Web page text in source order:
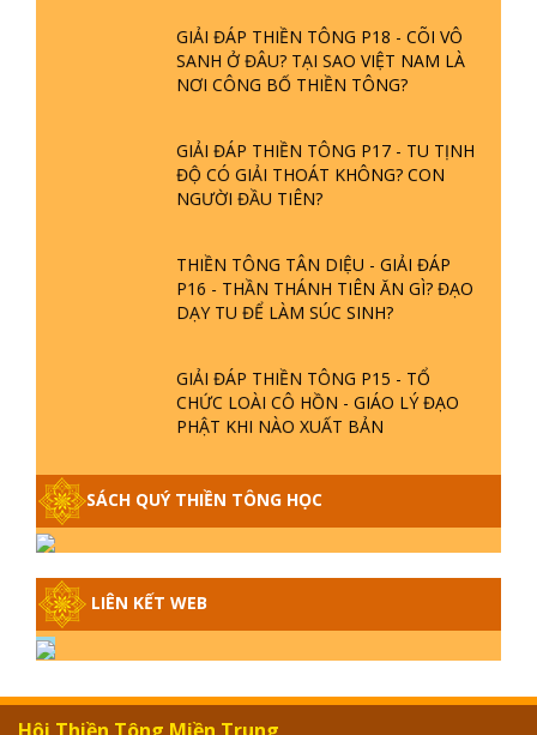
GIẢI ĐÁP THIỀN TÔNG P18 - CÕI VÔ
SANH Ở ĐÂU? TẠI SAO VIỆT NAM LÀ
NƠI CÔNG BỐ THIỀN TÔNG?
GIẢI ĐÁP THIỀN TÔNG P17 - TU TỊNH
ĐỘ CÓ GIẢI THOÁT KHÔNG? CON
NGƯỜI ĐẦU TIÊN?
THIỀN TÔNG TÂN DIỆU - GIẢI ĐÁP
P16 - THẦN THÁNH TIÊN ĂN GÌ? ĐẠO
DẠY TU ĐỂ LÀM SÚC SINH?
GIẢI ĐÁP THIỀN TÔNG P15 - TỔ
CHỨC LOÀI CÔ HỒN - GIÁO LÝ ĐẠO
PHẬT KHI NÀO XUẤT BẢN
GIẢI ĐÁP THIỀN TÔNG ĐẶC BIỆT -
P14 - NGUỒN GỐC ÂM LỊCH DƯƠNG
LỊCH - TẦNG BÌNH LƯU LỚN ĐẾN
ĐÂU
GIẢI ĐÁP THIỀN TÔNG ĐẶC BIỆT -
GIẢ | TTTD
GIẢI ĐÁP THIỀN TÔNG ĐẶC BIỆT -
SÁCH QUÝ THIỀN TÔNG HỌC
LIÊN KẾT WEB